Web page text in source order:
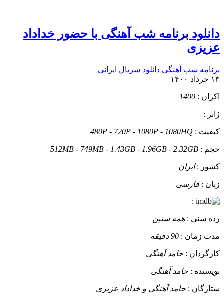
دانلود برنامه شب آهنگی با حضور خداداد
عزیزی
برنامه شب آهنگی دانلود سریال ایرانی
۱۳ خرداد ۱۴۰۰
اکران : 1400
ژانر :
کيفيت : 480P - 720P - 1080P - 1080HQ
حجم : 512MB - 749MB - 1.43GB - 1.96GB - 2.32GB
کشور :ایران
زبان : فارسی
:
رده سني : همه سنین
مدت زمان : 90 دقیقه
کارگردان : حامد آهنگی
نويسنده : حامد آهنگی
ستارگان : حامد آهنگی و خداداد عزیزی